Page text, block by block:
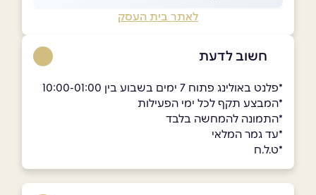
לאתר בית העסק
חשוב לדעת
*פלנט באולינג פתוח 7 ימים בשבוע בין 10:00-01:00
*המבצע תקף לכל ימי הפעילות
*התמונה להמחשה בלבד
*עד גמר המלאי
*ט.ל.ח